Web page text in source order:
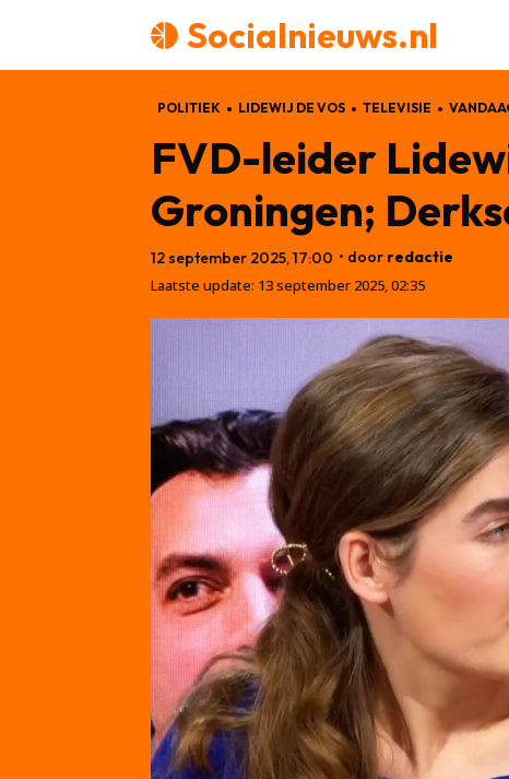
Socialnieuws.nl
POLITIEK LIDEWIJ DE VOS TELEVISIE
FVD-leider
Groningen;
12 september 2025, 17:00 • door redactie
Laatste update: 13 september 2025, 02:35